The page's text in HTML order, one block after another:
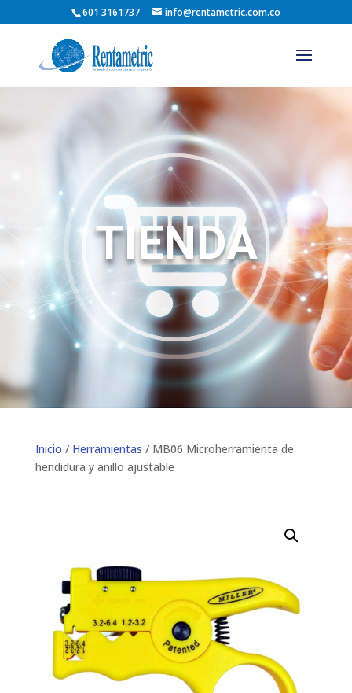
601 3161737 info@rentametric.com.co
TIENDA
Inicio / Herramientas / MB06 Microherramienta de
hendidura y anillo ajustable